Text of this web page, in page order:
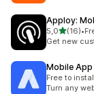
Apploy:
5,0av 5(16)
Totalt 16 •
Get new
Mobile
Free to
Turn any